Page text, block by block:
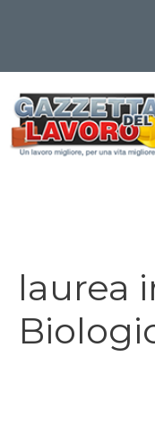
contenuto
laurea